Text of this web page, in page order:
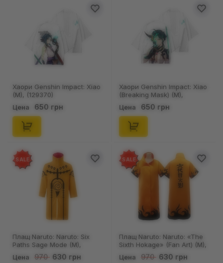
Хаори Genshin Impact: Xiao
(M), (129370)
Цена 650 грн
Хаори Genshin Impact: Xiao
(Breaking Mask) (M),
(129377)
Цена 650 грн
SALE
Плащ Naruto: Naruto: Six
Paths Sage Mode (M),
(129404)
Цена 970 630 грн
SALE
Плащ Naruto: Naruto: «The
Sixth Hokage» (Fan Art) (M),
(129415)
Цена 970 630 грн